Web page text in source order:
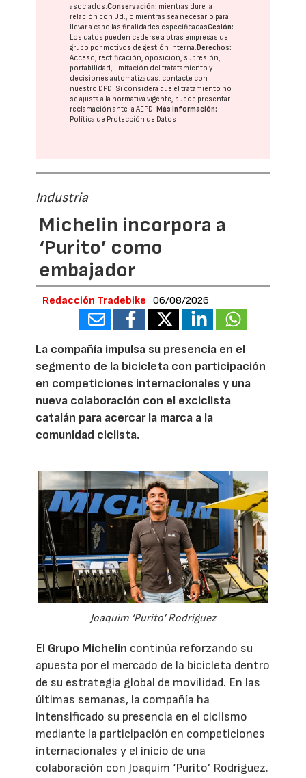
asociados.Conservación: mientras dure la
relación con Ud., o mientras sea necesario para
llevar a cabo las finalidades especificadasCesión:
Los datos pueden cederse a otras empresas del
grupo por motivos de gestión interna. Derechos:
Acceso, rectificación, oposición, supresión,
portabilidad, limitación del tratatamiento y
decisiones automatizadas: contacte con
nuestro DPD. Si considera que el tratamiento no
se ajusta a la normativa vigente, puede presentar
reclamación ante laAEPD. Más información:
Política de Protección de Datos
Industria
Michelin incorpora a
‘Purito’ como
embajador
Redacción Tradebike 06/08/2026
La compañía impulsa su presencia en el
segmento de la bicicleta con participación
en competiciones internacionales y una
nueva colaboración con el exciclista
catalán para acercar la marca a la
comunidad ciclista.
Joaquim ‘Purito’ Rodríguez
El Grupo Michelin continúa reforzando su
apuesta por el mercado de la bicicleta dentro
de su estrategia global de movilidad. En las
últimas semanas, la compañía ha
intensificado su presencia en el ciclismo
mediante la participación en competiciones
internacionales y el inicio de una
colaboración con Joaquim ‘Purito’ Rodríguez.